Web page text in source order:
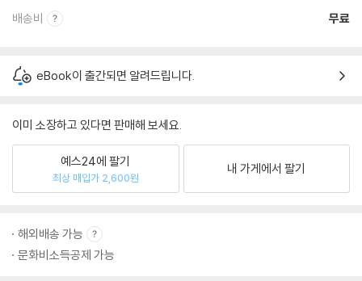
배송비 무료
eBook이 출간되면 알려드립니다.
이미 소장하고 있다면 판매해 보세요.
예스24에 팔기
최상 매입가 2,600원
내 가게에서 팔기
해외배송 가능
문화비소득공제 가능